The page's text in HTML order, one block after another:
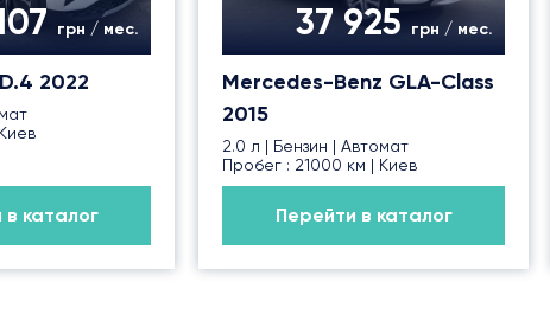
грн / мес.
2022
каталог
37 925грн / мес.
Mercedes-Benz GLA-Class
2015
2.0 л | Бензин | Автомат
Пробег : 21000 км | Киев
Перейти в каталог